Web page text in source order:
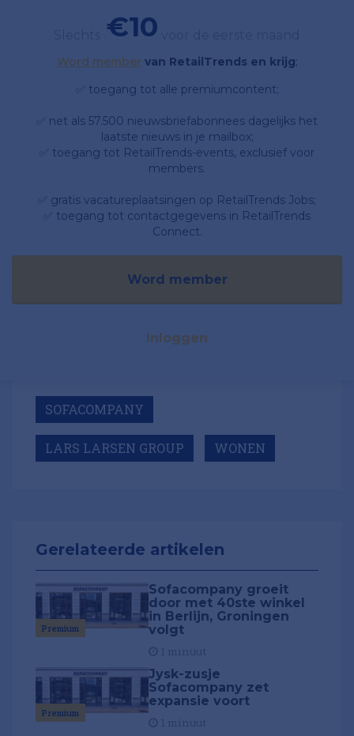
€10
Word member van RetailTrends en krijg;
✅ toegang tot alle premiumcontent;
✅ net als 57.500 nieuwsbriefabonnees dagelijks het
laatste nieuws in je mailbox;
✅ toegang tot RetailTrends-events, exclusief voor
members.
✅ gratis vacatureplaatsingen op RetailTrends Jobs;
✅ toegang tot contactgegevens in RetailTrends
Connect.
Word member
Inloggen
SOFACOMPANY
LARS LARSEN GROUP WONEN
Gerelateerde artikelen
Premium
Sofacompany groeit
door met 40ste winkel
in Berlijn, Groningen
volgt
Premium
Jysk-zusje
Sofacompany zet
expansie voort